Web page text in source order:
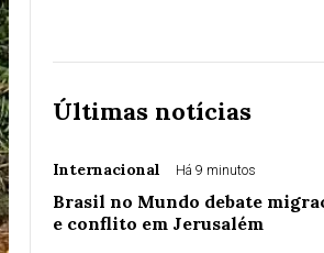
Últimas notícias
Internacional Há 9 minutos
Brasil no Mundo debate
e conflito em Jerusalém